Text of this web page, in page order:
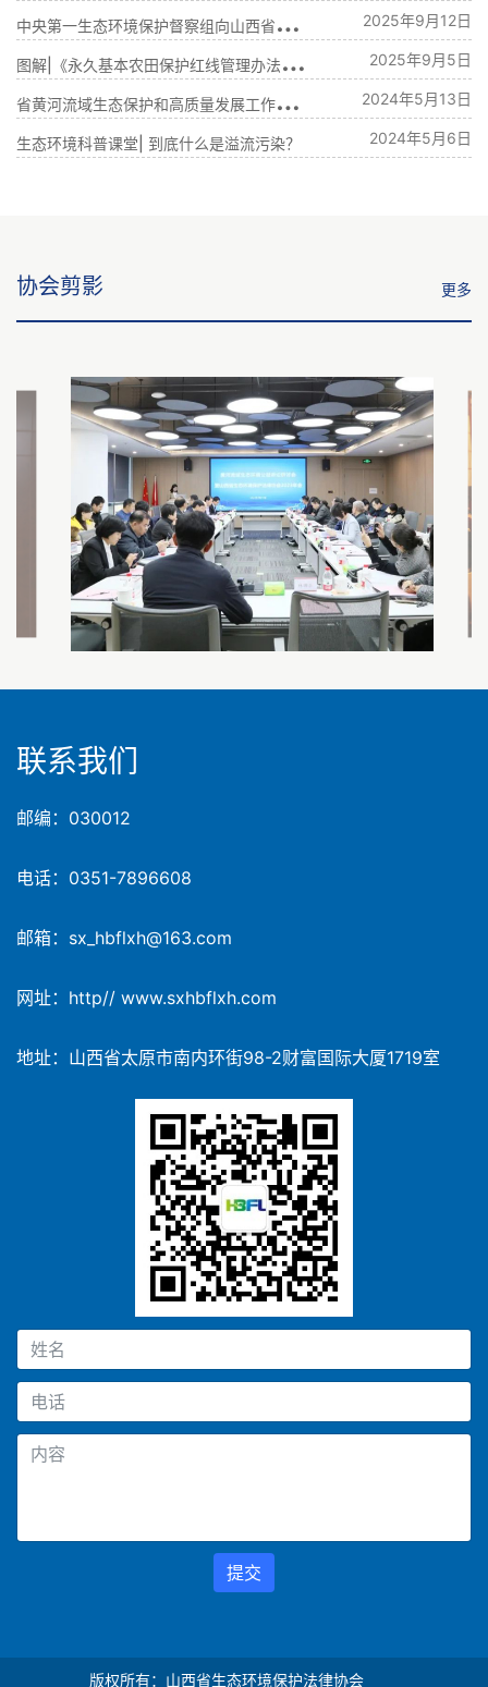
中
央第一生态环境保护督察组向山西省反馈督察情况 2025年9月12日
图
解|《永久基本农田保护红线管理办法》出台，哪些内容与生态环保相关？ 2025年9月5日
省
黄河流域生态保护和高质量发展工作领导小组暨省生态环境保护委员会召开会议 2024年5月13日
生态环境科普课堂| 到底什么是溢流污染？ 2024年5月6日
协会剪影 更多
联系我们
邮编：030012
电话：0351-7896608
邮箱：sx_hbflxh@163.com
网址：http// www.sxhbflxh.com
地址：山西省太原市南内环街98-2财富国际大厦1719室
提交
版权所有：山西省生态环境保护法律协会